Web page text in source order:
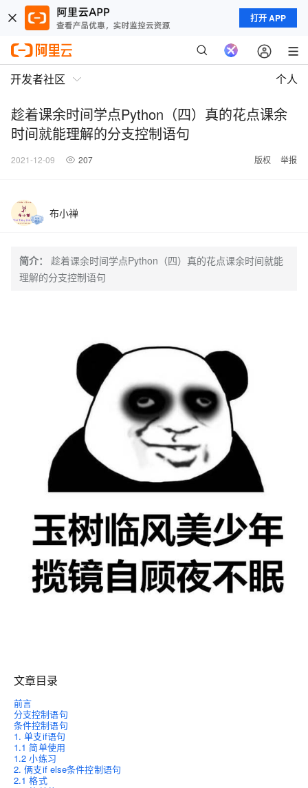
打开 APP
开发者社区 个人
趁着课余时间学点Python（四）真的花点课余
时间就能理解的分支控制语句
2021-12-09 207 版权 举报
布小禅
简介：
趁着课余时间学点Python（四）真的花点课余时间就能
理解的分支控制语句
文章目录
前言
分支控制语句
条件控制语句
1. 单支if语句
1.1 简单使用
1.2 小练习
2. 俩支if else条件控制语句
2.1 格式